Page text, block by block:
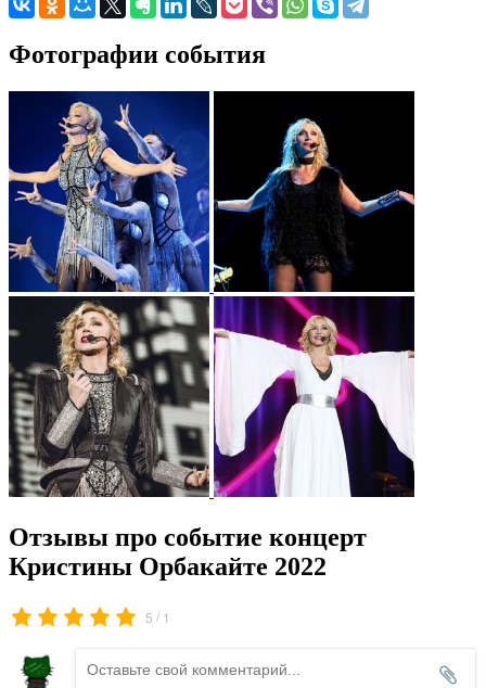
Фотографии события
Отзывы про событие концерт
Кристины Орбакайте 2022
5 / 1